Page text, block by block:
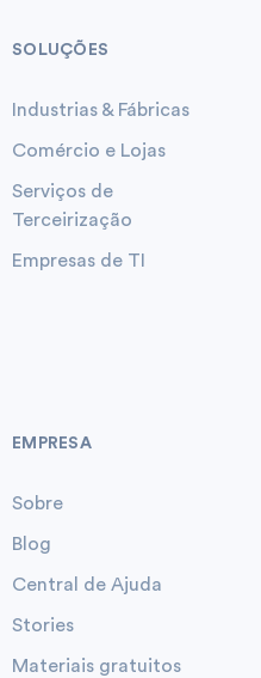
SOLUÇÕES
Industrias & Fábricas
Comércio e Lojas
Serviços de
Terceirização
Empresas de TI
EMPRESA
Sobre
Blog
Central de Ajuda
Stories
Materiais gratuitos